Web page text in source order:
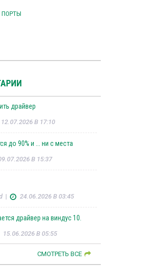
ПОРТЫ
драйвер
12.07.2026 В 17:10
до 90% и ... ни с места
В 15:37
| 24.06.2026 В 03:45
драйвер на виндус 10.
15.06.2026 В 05:55
СМОТРЕТЬ ВСЕ